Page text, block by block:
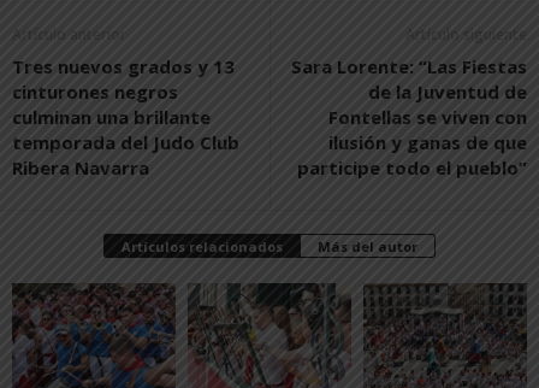
Artículo anterior
Tres nuevos grados y 13
cinturones negros
culminan una brillante
temporada del Judo Club
Ribera Navarra
Artículo siguiente
Sara Lorente: “Las Fiestas
de la Juventud de
Fontellas se viven con
ilusión y ganas de que
participe todo el pueblo”
Artículos relacionados Más del autor